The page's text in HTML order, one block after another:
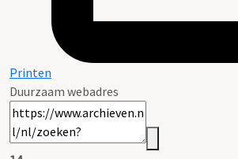
Printen
Duurzaam webadres